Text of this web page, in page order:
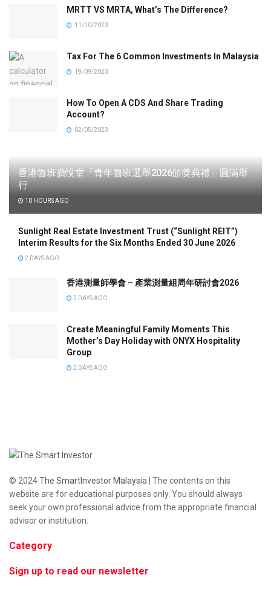
MRTT VS MRTA, What’s The Difference?
11/10/2023
Tax For The 6 Common Investments In Malaysia
19/09/2023
How To Open A CDS And Share Trading
Account?
02/05/2023
香港魯班廣悅堂「青年魯班選舉2026頒獎典禮」圓滿舉
行
10 HOURS AGO
Sunlight Real Estate Investment Trust (“Sunlight REIT”)
Interim Results for the Six Months Ended 30 June 2026
2 DAYS AGO
香港測量師學會 – 產業測量組周年研討會2026
2 DAYS AGO
Create Meaningful Family Moments This
Mother’s Day Holiday with ONYX Hospitality
Group
2 DAYS AGO
© 2024The SmartInvestor Malaysia | The contents on this
website are for educational purposes only. You should always
seek your own professional advice from the appropriate financial
advisor or institution.
Category
Sign up to read our newsletter